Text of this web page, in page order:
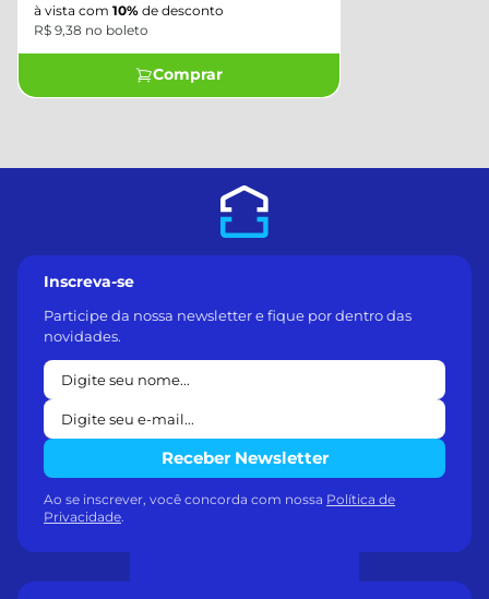
à vista com 10% de desconto
R$ 9,38 no boleto
Comprar
Inscreva-se
Participe da nossa newsletter e fique por dentro das
novidades.
Receber Newsletter
Ao se inscrever, você concorda com nossa Política de
Privacidade